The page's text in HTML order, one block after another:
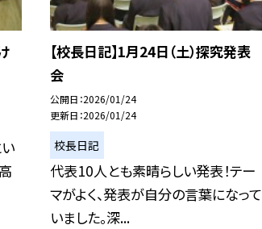
【校長日記】1月24日（土）探究発表
会
公開日 2026/01/24
更新日 2026/01/24
校長日記
代表10人とも素晴らしい発表！テー
マがよく、発表が自分の言葉になって
いました。深...